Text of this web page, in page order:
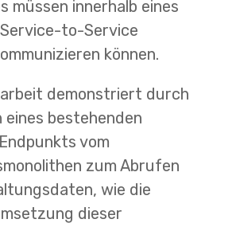
müssen innerhalb eines
to-Service
können.
demonstriert durch
eines bestehenden
vom
zum Abrufen
wie die
dieser